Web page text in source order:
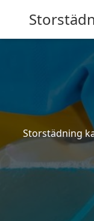
Storstädning